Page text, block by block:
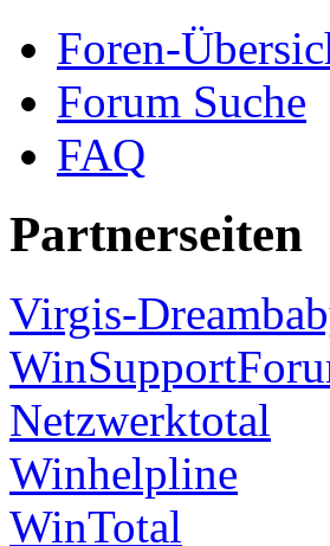
Foren-
Forum Suche
FAQ
Partnerseiten
Virgis-
Netzwerktotal
Winhelpline
WinTotal